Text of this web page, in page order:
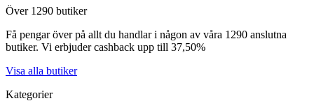
Över 1290 butiker
Få pengar över på allt du handlar i någon av våra 1290 anslutna
butiker. Vi erbjuder cashback upp till 37,50%
Visa alla butiker
Kategorier